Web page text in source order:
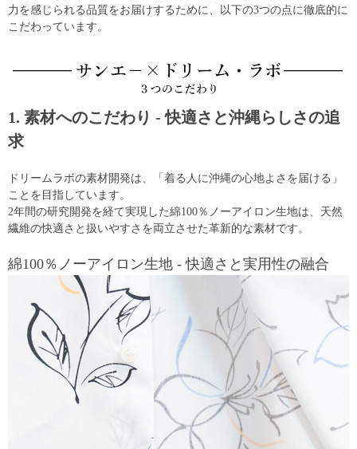
力を感じられる品質をお届けするために、以下の3つの点に徹底的に
こだわっています。
1. 素材へのこだわり - 快適さと沖縄らしさの追
求
ドリームラボの素材開発は、「着る人に沖縄の心地よさを届ける」
ことを目指しています。
2年間の研究開発を経て実現した綿100％ノーアイロン生地は、天然
繊維の快適さと扱いやすさを両立させた革新的な素材です。
綿100％ノーアイロン生地 - 快適さと実用性の融合